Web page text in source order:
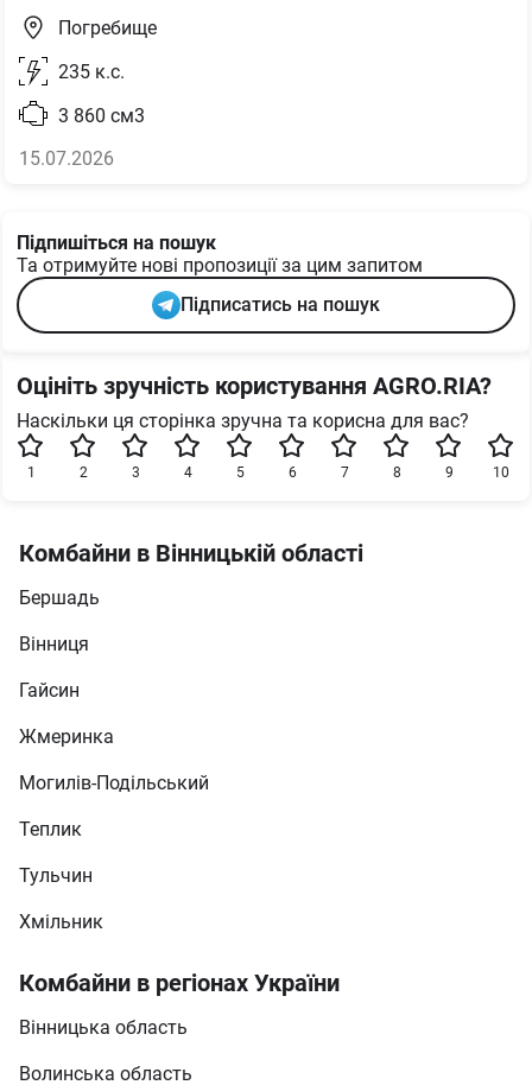
Погребище
235 к.с.
3 860 см3
15.07.2026
Підпишіться на пошук
Та отримуйте нові пропозиції за цим запитом
Підписатись на пошук
Оцініть зручність користування AGRO.RIA?
Наскільки ця сторінка зручна та корисна для вас?
10
9
8
7
6
5
4
3
2
1
Комбайни в Вінницькій області
Бершадь
Вінниця
Гайсин
Жмеринка
Могилів-Подільський
Теплик
Тульчин
Хмільник
Комбайни в регіонах України
Вінницька область
Волинська область